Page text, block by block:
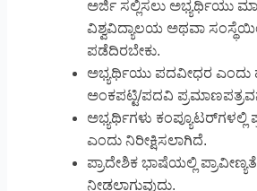
ಅರ್ಜಿ ಸಲ್ಲಿಸಲು ಅಭ್ಯರ್ಥಿಯು
ವಿಶ್ವವಿದ್ಯಾಲಯ ಅಥವಾ
ಪಡೆದಿರಬೇಕು.
ಅಭ್ಯರ್ಥಿಯು ಪದವೀಧರ ಎಂದು
ಅಂಕಪಟ್ಟಿ/ಪದವಿ
ಅಭ್ಯರ್ಥಿಗಳು ಕಂಪ್ಯೂಟರ್‌ಗಳಲ್ಲಿ
ಎಂದು ನಿರೀಕ್ಷಿಸಲಾಗಿದೆ.
ಪ್ರಾದೇಶಿಕ ಭಾಷೆಯಲ್ಲಿ
ನೀಡಲಾಗುವುದು.